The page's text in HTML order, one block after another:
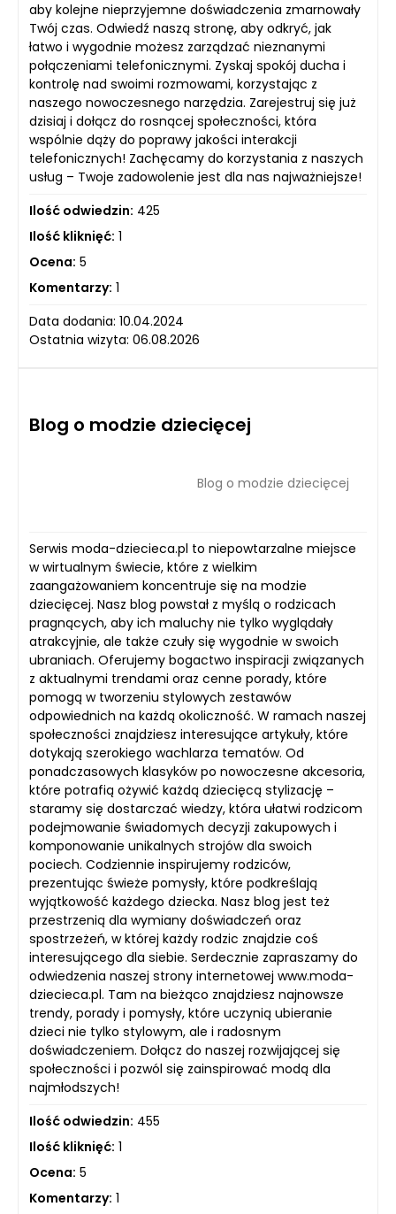
aby kolejne nieprzyjemne doświadczenia zmarnowały
Twój czas. Odwiedź naszą stronę, aby odkryć, jak
łatwo i wygodnie możesz zarządzać nieznanymi
połączeniami telefonicznymi. Zyskaj spokój ducha i
kontrolę nad swoimi rozmowami, korzystając z
naszego nowoczesnego narzędzia. Zarejestruj się już
dzisiaj i dołącz do rosnącej społeczności, która
wspólnie dąży do poprawy jakości interakcji
telefonicznych! Zachęcamy do korzystania z naszych
usług – Twoje zadowolenie jest dla nas najważniejsze!
Ilość odwiedzin: 425
Ilość kliknięć: 1
Ocena: 5
Komentarzy: 1
Data dodania: 10.04.2024
Ostatnia wizyta: 06.08.2026
Blog o modzie dziecięcej
Blog o modzie dziecięcej
Serwis moda-dziecieca.pl to niepowtarzalne miejsce
w wirtualnym świecie, które z wielkim
zaangażowaniem koncentruje się na modzie
dziecięcej. Nasz blog powstał z myślą o rodzicach
pragnących, aby ich maluchy nie tylko wyglądały
atrakcyjnie, ale także czuły się wygodnie w swoich
ubraniach. Oferujemy bogactwo inspiracji związanych
z aktualnymi trendami oraz cenne porady, które
pomogą w tworzeniu stylowych zestawów
odpowiednich na każdą okoliczność. W ramach naszej
społeczności znajdziesz interesujące artykuły, które
dotykają szerokiego wachlarza tematów. Od
ponadczasowych klasyków po nowoczesne akcesoria,
które potrafią ożywić każdą dziecięcą stylizację –
staramy się dostarczać wiedzy, która ułatwi rodzicom
podejmowanie świadomych decyzji zakupowych i
komponowanie unikalnych strojów dla swoich
pociech. Codziennie inspirujemy rodziców,
prezentując świeże pomysły, które podkreślają
wyjątkowość każdego dziecka. Nasz blog jest też
przestrzenią dla wymiany doświadczeń oraz
spostrzeżeń, w której każdy rodzic znajdzie coś
interesującego dla siebie. Serdecznie zapraszamy do
odwiedzenia naszej strony internetowej www.moda-
dziecieca.pl. Tam na bieżąco znajdziesz najnowsze
trendy, porady i pomysły, które uczynią ubieranie
dzieci nie tylko stylowym, ale i radosnym
doświadczeniem. Dołącz do naszej rozwijającej się
społeczności i pozwól się zainspirować modą dla
najmłodszych!
Ilość odwiedzin: 455
Ilość kliknięć: 1
Ocena: 5
Komentarzy: 1